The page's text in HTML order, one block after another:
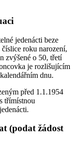
jedenácti beze
roku narození,
zvýšené o 50, třetí
je rozlišujícím
dnu.
před 1.1.1954
třímístnou
(podat žádost